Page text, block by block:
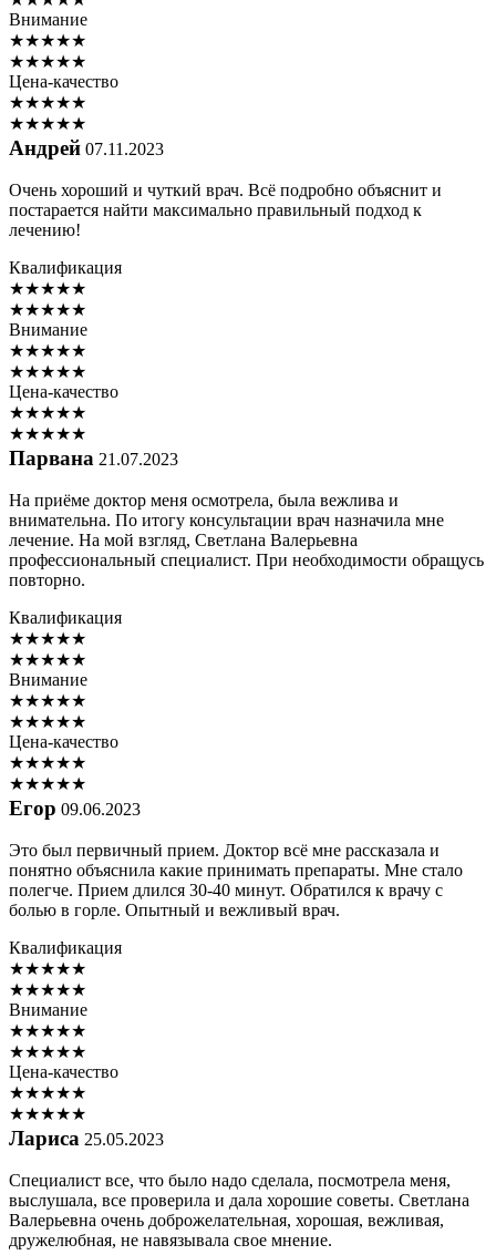
Внимание
★★★★★
★★★★★
Цена-качество
★★★★★
★★★★★
Андрей 07.11.2023
Очень хороший и чуткий врач. Всё подробно объяснит и
постарается найти максимально правильный подход к
лечению!
Квалификация
★★★★★
★★★★★
Внимание
★★★★★
★★★★★
Цена-качество
★★★★★
★★★★★
Парвана 21.07.2023
На приёме доктор меня осмотрела, была вежлива и
внимательна. По итогу консультации врач назначила мне
лечение. На мой взгляд, Светлана Валерьевна
профессиональный специалист. При необходимости обращусь
повторно.
Квалификация
★★★★★
★★★★★
Внимание
★★★★★
★★★★★
Цена-качество
★★★★★
★★★★★
Егор 09.06.2023
Это был первичный прием. Доктор всё мне рассказала и
понятно объяснила какие принимать препараты. Мне стало
полегче. Прием длился 30-40 минут. Обратился к врачу с
болью в горле. Опытный и вежливый врач.
Квалификация
★★★★★
★★★★★
Внимание
★★★★★
★★★★★
Цена-качество
★★★★★
★★★★★
Лариса 25.05.2023
Специалист все, что было надо сделала, посмотрела меня,
выслушала, все проверила и дала хорошие советы. Светлана
Валерьевна очень доброжелательная, хорошая, вежливая,
дружелюбная, не навязывала свое мнение.